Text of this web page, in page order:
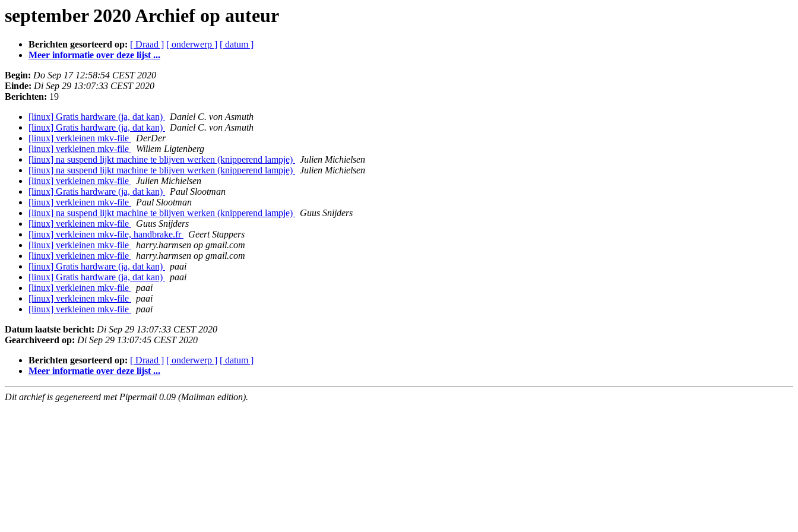
september 2020 Archief op auteur
Berichten gesorteerd op: [ Draad ] [ onderwerp ] [ datum ]
Meer informatie over deze lijst ...
Begin: Do Sep 17 12:58:54 CEST 2020
Einde: Di Sep 29 13:07:33 CEST 2020
Berichten: 19
[linux] Gratis hardware (ja, dat kan)
Daniel C. von Asmuth
[linux] Gratis hardware (ja, dat kan)
Daniel C. von Asmuth
[linux] verkleinen mkv-file
DerDer
[linux] verkleinen mkv-file
Willem Ligtenberg
[linux] na suspend lijkt machine te blijven werken (knipperend lampje)
Julien Michielsen
[linux] na suspend lijkt machine te blijven werken (knipperend lampje)
Julien Michielsen
[linux] verkleinen mkv-file
Julien Michielsen
[linux] Gratis hardware (ja, dat kan)
Paul Slootman
[linux] verkleinen mkv-file
Paul Slootman
[linux] na suspend lijkt machine te blijven werken (knipperend lampje)
Guus Snijders
[linux] verkleinen mkv-file
Guus Snijders
[linux] verkleinen mkv-file, handbrake.fr
Geert Stappers
[linux] verkleinen mkv-file
harry.harmsen op gmail.com
[linux] verkleinen mkv-file
harry.harmsen op gmail.com
[linux] Gratis hardware (ja, dat kan)
paai
[linux] Gratis hardware (ja, dat kan)
paai
[linux] verkleinen mkv-file
paai
[linux] verkleinen mkv-file
paai
[linux] verkleinen mkv-file
paai
Datum laatste bericht: Di Sep 29 13:07:33 CEST 2020
Gearchiveerd op: Di Sep 29 13:07:45 CEST 2020
Berichten gesorteerd op: [ Draad ] [ onderwerp ] [ datum ]
Meer informatie over deze lijst ...
Dit archief is gegenereerd met Pipermail 0.09 (Mailman edition).